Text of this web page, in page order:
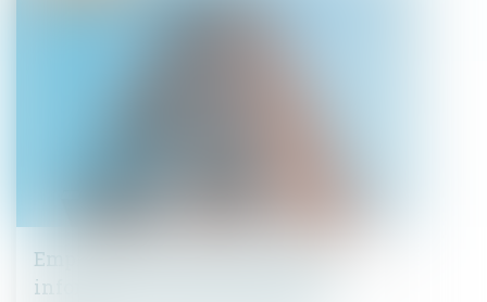
Emprunt du syndicat : la liste des
informations que le prêteur peut